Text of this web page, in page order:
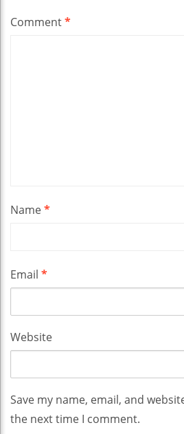
Comment*
Name*
Email *
Website
Save my name, email, and
the next time I comment.